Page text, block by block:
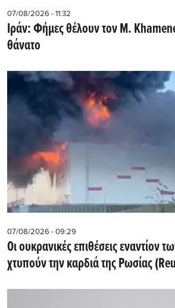
07/08/2026 - 11:32
Ιράν: Φήμες θέλουν τον Μ.
θάνατο
07/08/2026 - 09:29
Οι ουκρανικές επιθέσεις εναντίον
χτυπούν την καρδιά της Ρωσίας